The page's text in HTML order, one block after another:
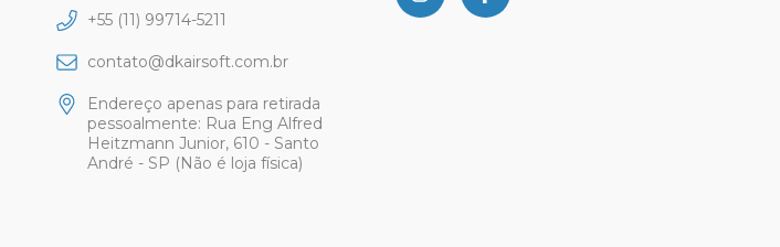
+55 (11) 99714-5211
contato@dkairsoft.com.br
Endereço apenas para retirada
pessoalmente: Rua Eng Alfred
Heitzmann Junior, 610 - Santo
André - SP (Não é loja física)